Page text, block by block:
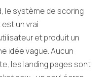
le système de scoring
un vrai
et produit un
idée vague. Aucun
les landing pages sont